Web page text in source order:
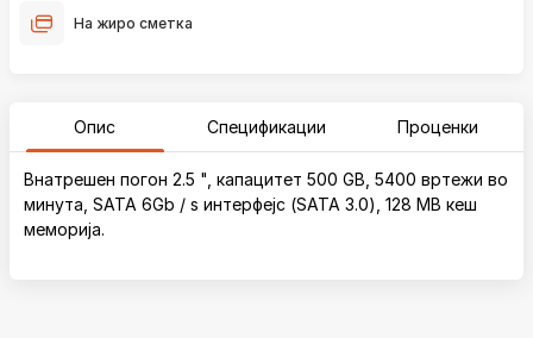
На жиро сметка
Опис Спецификации Проценки
Внатрешен погон 2.5 ", капацитет 500 GB, 5400 вртежи во
минута, SATA 6Gb / s интерфејс (SATA 3.0), 128 MB кеш
меморија.